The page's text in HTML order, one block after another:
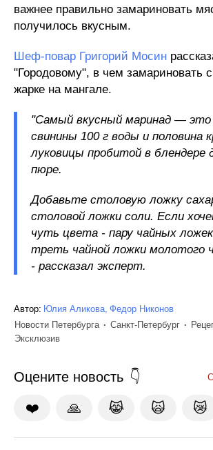
важнее правильно замариновать
получилось вкусным.
Шеф-повар Григорий Мосин
"Городовому", в чем замариновать
жарке на мангале.
"Самый вкусный маринад — это
свинины 100 г воды и половина
луковицы пробитой в блендере
пюре.
Добавьте столовую ложку
столовой ложки соли. Если
чуть цвета - пару чайных
треть чайной ложки молотого
- рассказал эксперт.
Автор: Юлия Аликова Федор Никонов
Новости Петербурга
Санкт-Петербург
Эксклюзив
Оцените новость
❤️ 🙏 😹 🙀 😿